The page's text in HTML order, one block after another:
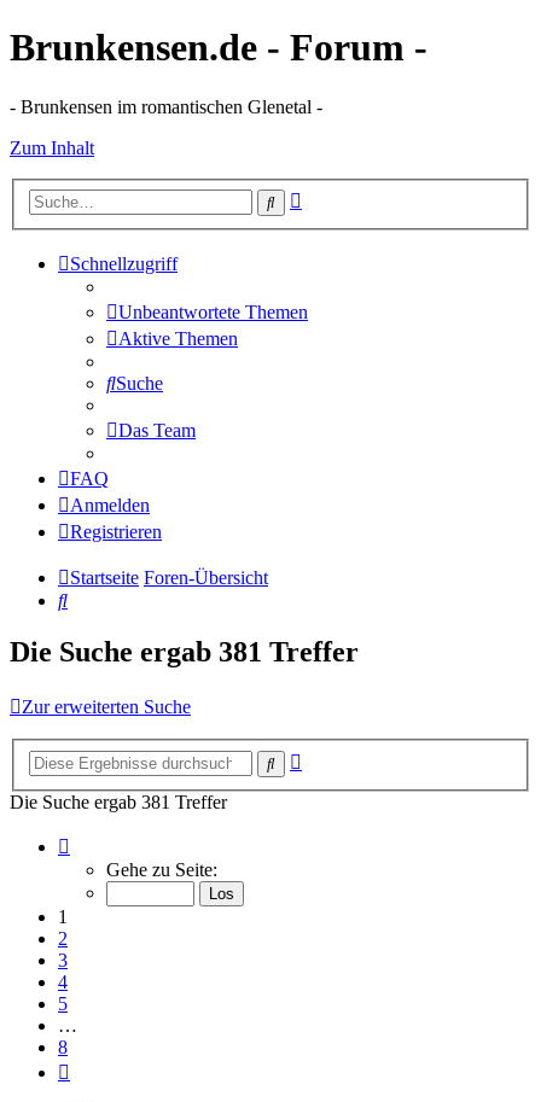
Brunkensen.de - Forum -
- Brunkensen im romantischen Glenetal -
Zum Inhalt
Suche
Schnellzugriff
Unbeantwortete Themen
Aktive Themen
Suche
Das Team
FAQ
Anmelden
Registrieren
Startseite Foren-Übersicht
Suche
Die Suche ergab 381 Treffer
Zur erweiterten Suche
Suche
Die Suche ergab 381 Treffer
von
Gehe zu Seite:
1
2
3
4
5
…
8